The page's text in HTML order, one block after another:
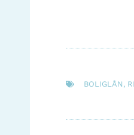
BOLIGLÅN ,